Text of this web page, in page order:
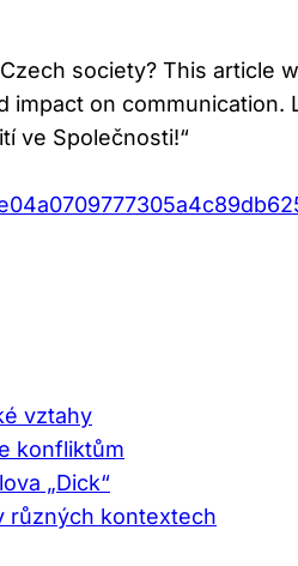
society? This⁣ article
on communication.
‍ve Společnosti!“
vztahy
konfliktům
„Dick“
různých kontextech